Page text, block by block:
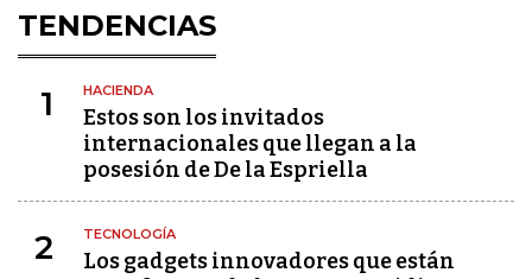
TENDENCIAS
1 HACIENDA
Estos son los invitados
internacionales que llegan a la
posesión de De la Espriella
2 TECNOLOGÍA
Los gadgets innovadores que están